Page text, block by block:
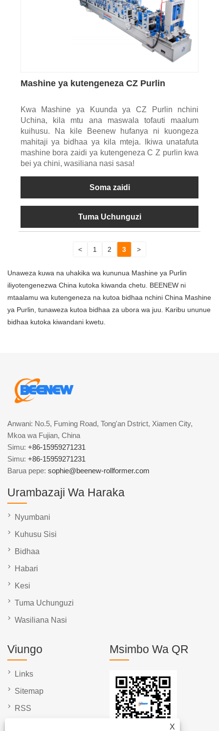
Mashine ya kutengeneza CZ Purlin
Kwa Mashine ya Kuunda ya CZ Purlin nchini
Uchina, kila mtu ana maswala tofauti maalum
kuihusu. Na kile Beenew hufanya ni kuongeza
mahitaji ya bidhaa ya kila mteja. Ikiwa unatafuta
mashine bora zaidi ya kutengeneza C Z purlin kwa
bei ya chini, wasiliana nasi sasa!
Soma zaidi
Tuma Uchunguzi
< 1 2 3 >
Unaweza kuwa na uhakika wa kununua Mashine ya Purlin
iliyotengenezwa China kutoka kiwanda chetu. BEENEW ni
mtaalamu wa kutengeneza na kutoa bidhaa nchini China Mashine
ya Purlin, tunaweza kutoa bidhaa za ubora wa juu. Karibu ununue
bidhaa kutoka kiwandani kwetu.
X
Anwani: No.5, Fuming Road, Tong'an Dstrict, Xiamen City,
Mkoa wa Fujian, China
Simu: +86-15959271231
Simu: +86-15959271231
Barua pepe: sophie@beenew-rollformer.com
Urambazaji Wa Haraka
Nyumbani
Kuhusu Sisi
Bidhaa
Habari
Kesi
Tuma Uchunguzi
Wasiliana Nasi
Viungo
Links
Sitemap
RSS
Msimbo Wa QR